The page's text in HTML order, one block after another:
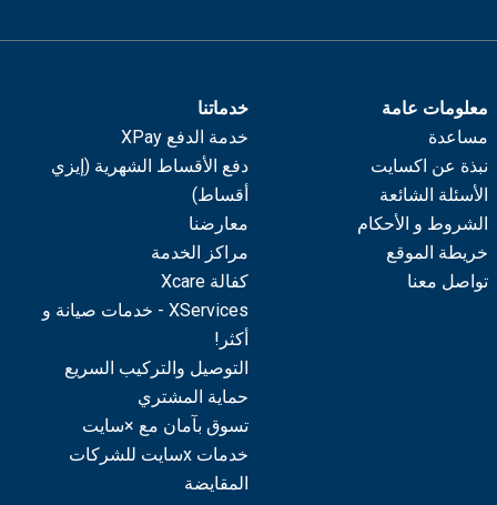
معلومات عامة
مساعدة
نبذة عن اكسايت
الأسئلة الشائعة
الشروط و الأحكام
خريطة الموقع
تواصل معنا
خدماتنا
خدمة الدفع XPay
دفع الأقساط الشهرية (إيزي
أقساط)
معارضنا
مراكز الخدمة
كفالة Xcare
XServices - خدمات صيانة و
أكثر!
التوصيل والتركيب السريع
حماية المشتري
تسوق بآمان مع ×سايت
خدمات xسايت للشركات
المقايضة